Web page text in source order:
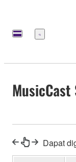
Menu
MusicCast
Dapat